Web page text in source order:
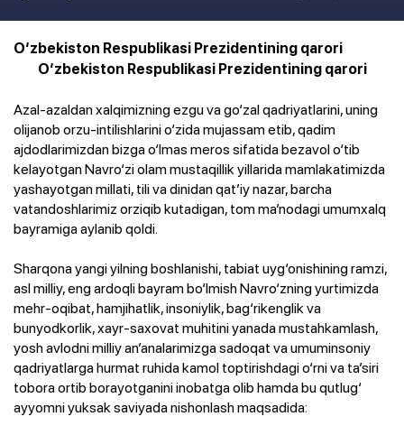
O‘zbekiston Respublikasi Prezidentining qarori
O‘zbekiston Respublikasi Prezidentining qarori
Azal-azaldan xalqimizning ezgu va go‘zal qadriyatlarini, uning
olijanob orzu-intilishlarini o‘zida mujassam etib, qadim
ajdodlarimizdan bizga o‘lmas meros sifatida bezavol o‘tib
kelayotgan Navro‘zi olam mustaqillik yillarida mamlakatimizda
yashayotgan millati, tili va dinidan qat’iy nazar, barcha
vatandoshlarimiz orziqib kutadigan, tom ma’nodagi umumxalq
bayramiga aylanib qoldi.
Sharqona yangi yilning boshlanishi, tabiat uyg‘onishining ramzi,
asl milliy, eng ardoqli bayram bo‘lmish Navro‘zning yurtimizda
mehr-oqibat, hamjihatlik, insoniylik, bag‘rikenglik va
bunyodkorlik, xayr-saxovat muhitini yanada mustahkamlash,
yosh avlodni milliy an’analarimizga sadoqat va umuminsoniy
qadriyatlarga hurmat ruhida kamol toptirishdagi o‘rni va ta’siri
tobora ortib borayotganini inobatga olib hamda bu qutlug‘
ayyomni yuksak saviyada nishonlash maqsadida: